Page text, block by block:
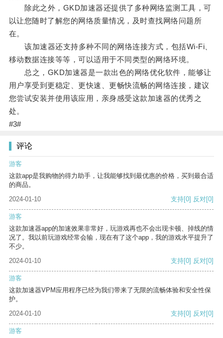
除此之外，GKD加速器还提供了多种网络监测工具，可
以让您随时了解您的网络质量情况，及时查找网络问题所
在。
该加速器还支持多种不同的网络连接方式，包括Wi-Fi、
移动数据连接等等，可以适用于不同类型的网络环境。
总之，GKD加速器是一款出色的网络优化软件，能够让
用户享受到更稳定、更快速、更畅快流畅的网络连接，建议
您尝试安装并使用该应用，亲身感受这款加速器的优秀之
处。
#3#
评论
游客
这款app是我购物的得力助手，让我能够找到最优惠的价格，买到最合适
的商品。
2024-01-10
支持[0] 反对[0]
游客
这款加速器app的加速效果非常好，玩游戏再也不会出现卡顿、掉线的情
况了。我以前玩游戏经常会输，现在有了这个app，我的游戏水平提升了
不少。
2024-01-10
支持[0] 反对[0]
游客
这款加速器VPM应用程序已经为我们带来了无限的流畅体验和安全性保
护。
2024-01-10
支持[0] 反对[0]
游客